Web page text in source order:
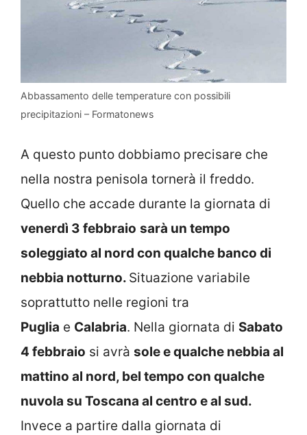
Abbassamento delle temperature con possibili
precipitazioni – Formatonews
A questo punto dobbiamo precisare che
nella nostra penisola tornerà il freddo.
Quello che accade durante la giornata di
venerdì 3 febbraio sarà un tempo
soleggiato al nord con qualche banco di
nebbia notturno. Situazione variabile
soprattutto nelle regioni tra
Puglia e Calabria. Nella giornata di Sabato
4 febbraio si avrà sole e qualche nebbia al
mattino al nord, bel tempo con qualche
nuvola su Toscana al centro e al sud.
Invece a partire dalla giornata di